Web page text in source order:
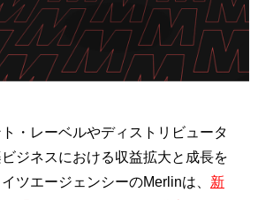
・レーベルやディストリビュータ
ジネスにおける収益拡大と成長を
ツエージェンシーのMerlinは、 新